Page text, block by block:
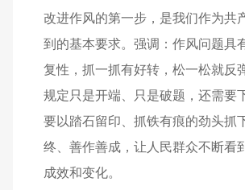
改进作风的第一步，是我们作为共
到的基本要求。强调：作风问题具
复性，抓一抓有好转，松一松就反
规定只是开端、只是破题，还需要
要以踏石留印、抓铁有痕的劲头抓
终、善作善成，让人民群众不断看
成效和变化。